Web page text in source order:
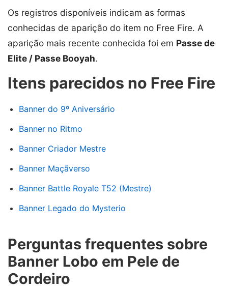
Os registros disponíveis indicam as formas
conhecidas de aparição do item no Free Fire. A
aparição mais recente conhecida foi em Passe de
Elite / Passe Booyah.
Itens parecidos no Free Fire
Banner do 9º Aniversário
Banner no Ritmo
Banner Criador Mestre
Banner Maçãverso
Banner Battle Royale T52 (Mestre)
Banner Legado do Mysterio
Perguntas frequentes sobre
Banner Lobo em Pele de
Cordeiro